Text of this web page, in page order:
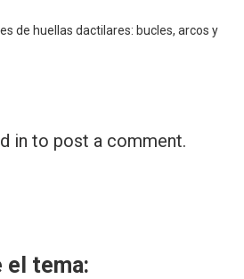
de huellas dactilares: bucles, arcos y
in to post a comment.
el tema: